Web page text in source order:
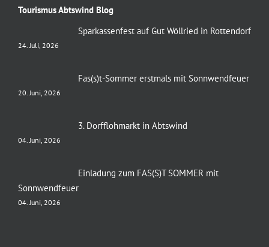
Tourismus Abtswind Blog
Sparkassenfest auf Gut Wöllried in Rottendorf
24. Juli, 2026
Fas(s)t-Sommer erstmals mit Sonnwendfeuer
20. Juni, 2026
3. Dorfflohmarkt in Abtswind
04. Juni, 2026
Einladung zum FAS(S)T SOMMER mit
Sonnwendfeuer
04. Juni, 2026